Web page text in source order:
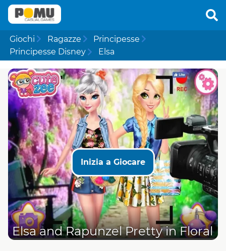
Giochi Ragazze
Principesse
Principesse Disney
Elsa
Inizia a Giocare
Elsa and Rapunzel Pretty in Floral